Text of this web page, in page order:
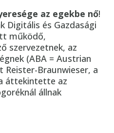
az egekbe nő!
Digitális és Gazdasági
működő,
szervezetnek, az
(ABA = Austrian
Reister-Braunwieser, a
áttekintette az
állnak